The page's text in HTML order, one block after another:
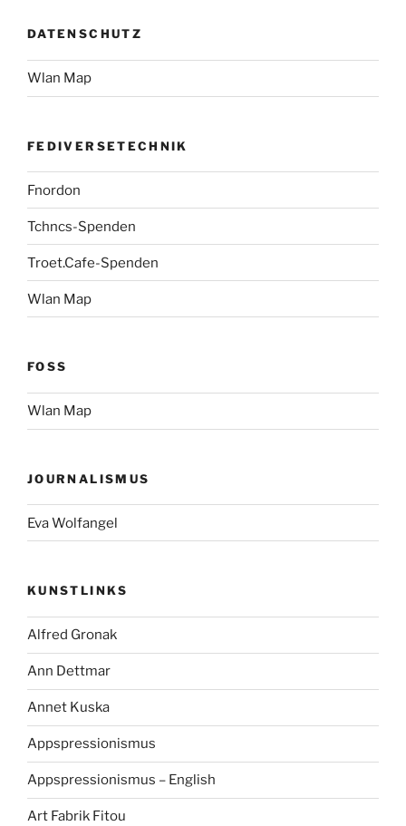
DATENSCHUTZ
Wlan Map
FEDIVERSETECHNIK
Fnordon
Tchncs-Spenden
Troet.Cafe-Spenden
Wlan Map
FOSS
Wlan Map
JOURNALISMUS
Eva Wolfangel
KUNSTLINKS
Alfred Gronak
Ann Dettmar
Annet Kuska
Appspressionismus
Appspressionismus – English
Art Fabrik Fitou